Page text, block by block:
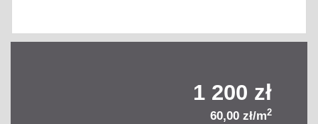
1 200 zł
60,00 zł/m2